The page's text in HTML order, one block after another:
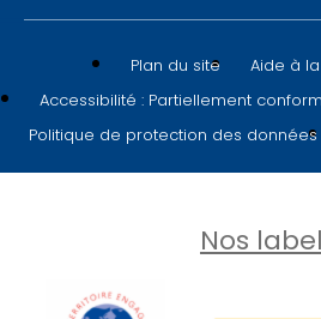
Plan du site
Aide à
Accessibilité : Partiellement
Politique de protection des données
Nos